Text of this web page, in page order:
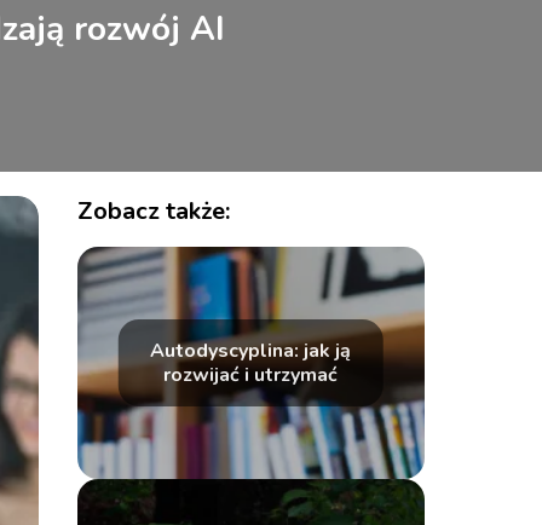
rozwój AI
Zobacz także:
Autodyscyplina: jak ją
rozwijać i utrzymać